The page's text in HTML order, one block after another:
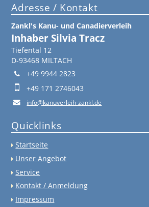
Adresse / Kontakt
Zankl's Kanu- und Canadierverleih
Inhaber Silvia Tracz
Tiefental 12
D-93468 MILTACH
+49 9944 2823
+49 171 2746043
info@kanuverleih-zankl.de
Quicklinks
Startseite
Unser Angebot
Service
Kontakt / Anmeldung
Impressum